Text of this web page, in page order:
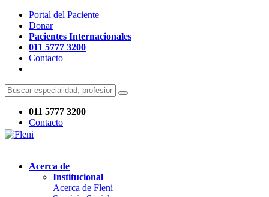
Portal del Paciente
Donar
Pacientes Internacionales
011 5777 3200
Contacto
011 5777 3200
Contacto
Acerca de
Institucional
Acerca de Fleni